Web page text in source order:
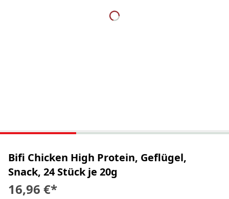
Bifi Chicken High Protein, Geflügel,
Snack, 24 Stück je 20g
16,96 €*